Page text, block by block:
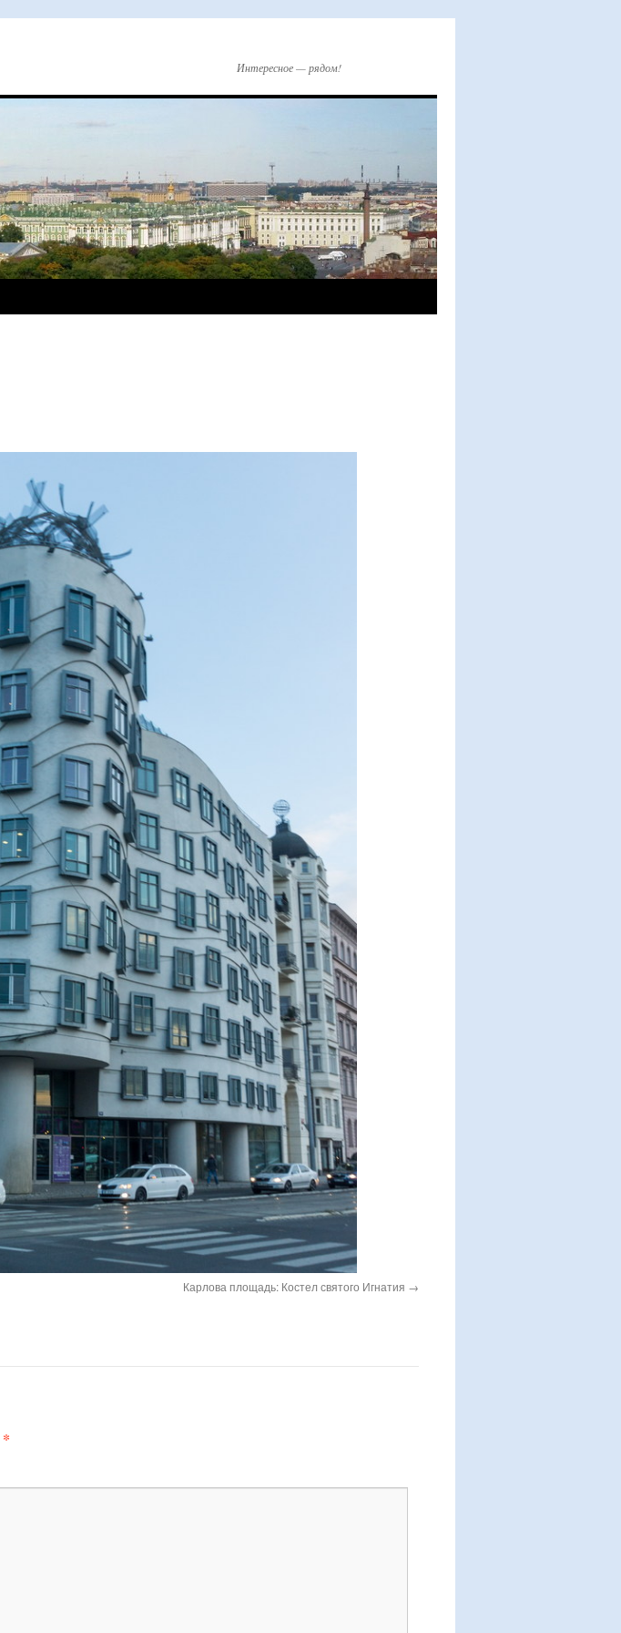
Интересное — рядом!
Карлова площадь: Костел святого Игнатия
*